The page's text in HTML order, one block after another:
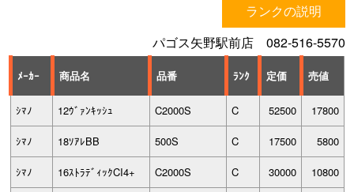
ランクの説明
パゴス矢野駅前店 082-516-5570
ﾒｰｶｰ 商品名 品番 ﾗﾝｸ 定価 売値
ｼﾏﾉ 12ｳﾞｧﾝｷｯｼｭ C2000S C 52500 17800
ｼﾏﾉ 18ｿｱﾚBB 500S C 17500 5800
ｼﾏﾉ 16ｽﾄﾗﾃﾞｨｯｸCI4+ C2000S C 30000 10800